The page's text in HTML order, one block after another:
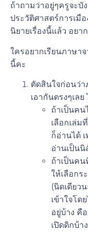
ถ้าถามว่าอยู่ๆครูจะบั
ประวัติศาสตร์การเมื
นิยายเรื่องนี้แล้ว อยา
ใครอยากเรียนภาษา
นี้คะ
ตัดสินใจก่อนว่า
เอากันตรงๆเล
ถ้าเป็นค
เลือกเล่ม
ก็อ่านได้
อ่านเป็น
ถ้าเป็นค
ให้เลือกร
(นิดเดียว
เข้าใจโด
อยู่บ้าง คื
เปิดดิกบ้า